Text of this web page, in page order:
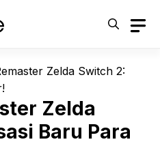
Zelda Switch 2:
Zelda
Baru Para